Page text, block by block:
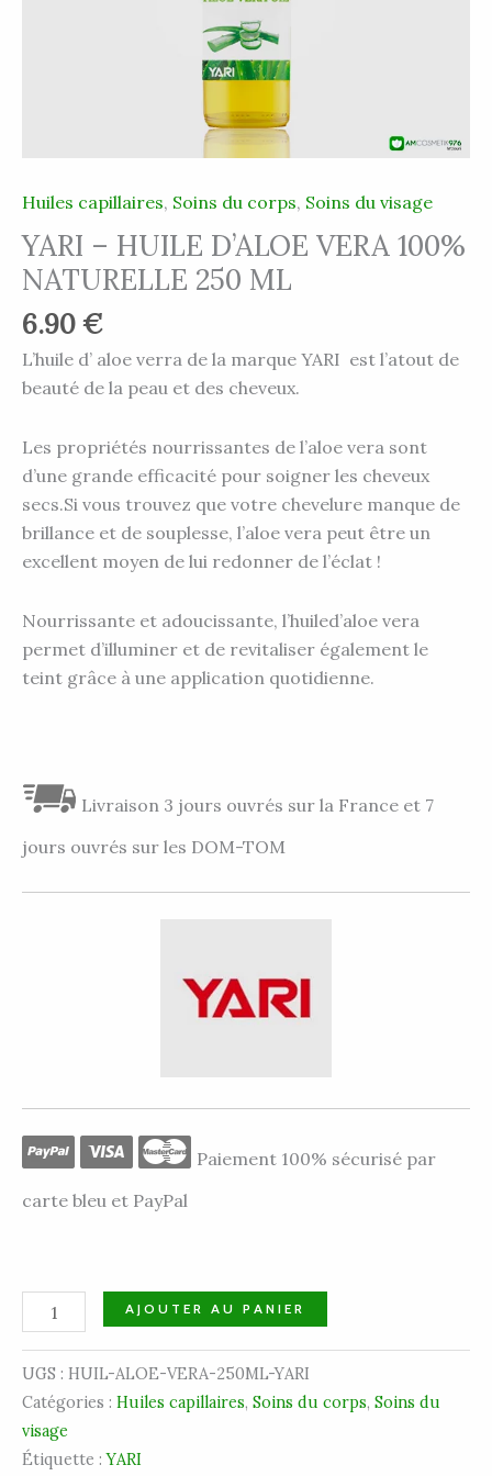
Huiles capillaires, Soins du corps, Soins du visage
YARI – HUILE D’ALOE VERA 100%
NATURELLE 250 ML
6.90€
L’huile d’ aloe verra de la marque YARI est l’atout de
beauté de la peau et des cheveux.
Les propriétés nourrissantes de l’aloe vera sont
d’une grande efficacité pour soigner les cheveux
secs.Si vous trouvez que votre chevelure manque de
brillance et de souplesse, l’aloe vera peut être un
excellent moyen de lui redonner de l’éclat !
Nourrissante et adoucissante, l’huiled’aloe vera
permet d’illuminer et de revitaliser également le
teint grâce à une application quotidienne.
Livraison 3 jours ouvrés sur la France et 7
jours ouvrés sur les DOM-TOM
Paiement 100% sécurisé par
carte bleu et PayPal
AJOUTER AU PANIER
UGS : HUIL-ALOE-VERA-250ML-YARI
Catégories : Huiles capillaires, Soins du corps, Soins du
visage
Étiquette :YARI